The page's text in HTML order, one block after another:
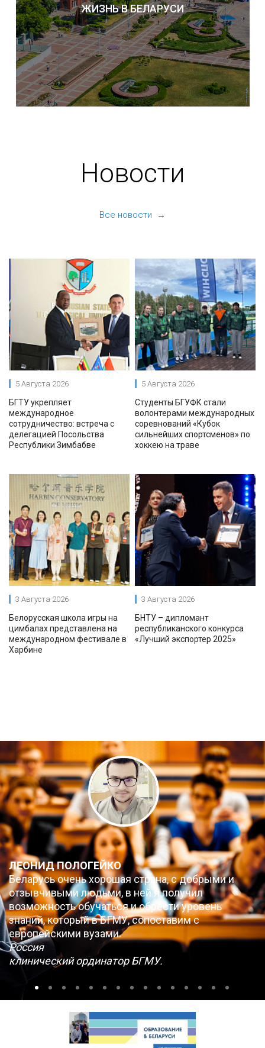
ЖИЗНЬ В БЕЛАРУСИ
Новости
Все новости →
5 Августа 2026
БГТУ укрепляет
международное
сотрудничество: встреча с
делегацией Посольства
Республики Зимбабве
5 Августа 2026
Студенты БГУФК стали
волонтерами международных
соревнований «Кубок
сильнейших спортсменов» по
хоккею на траве
3 Августа 2026
Белорусская школа игры на
цимбалах представлена на
международном фестивале в
Харбине
3 Августа 2026
БНТУ – дипломант
республиканского конкурса
«Лучший экспортер 2025»
ЛЕОНИД ПОЛОГЕЙКО
Беларусь очень хорошая страна, с добрыми и
отзывчивыми людьми, в ней я получил
возможность обучаться и обрести уровень
знаний, который в БГМУ, сопоставим с
европейскими вузами.
Россия
клинический ординатор БГМУ.